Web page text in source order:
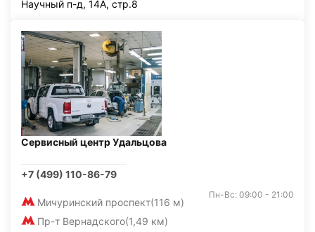
Научный п-д, 14А, стр.8
Сервисный центр Удальцова
+7 (499) 110-86-79
Мичуринский проспект(116 м)
Пр-т Вернадского(1,49 км)
Пн-Вс: 09:00 - 21:00